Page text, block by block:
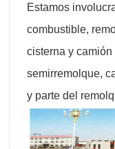
Estamos
combustible,
cisterna y
semirremolque,
y parte del